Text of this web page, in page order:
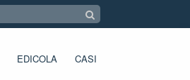
EDICOLA CASI